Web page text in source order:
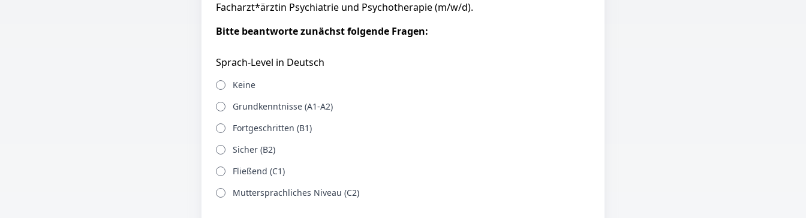
Facharzt*ärztin Psychiatrie und Psychotherapie (m/w/d).
Bitte beantworte zunächst folgende Fragen:
Sprach-Level in Deutsch
Keine
Grundkenntnisse (A1-A2)
Fortgeschritten (B1)
Sicher (B2)
Fließend (C1)
Muttersprachliches Niveau (C2)